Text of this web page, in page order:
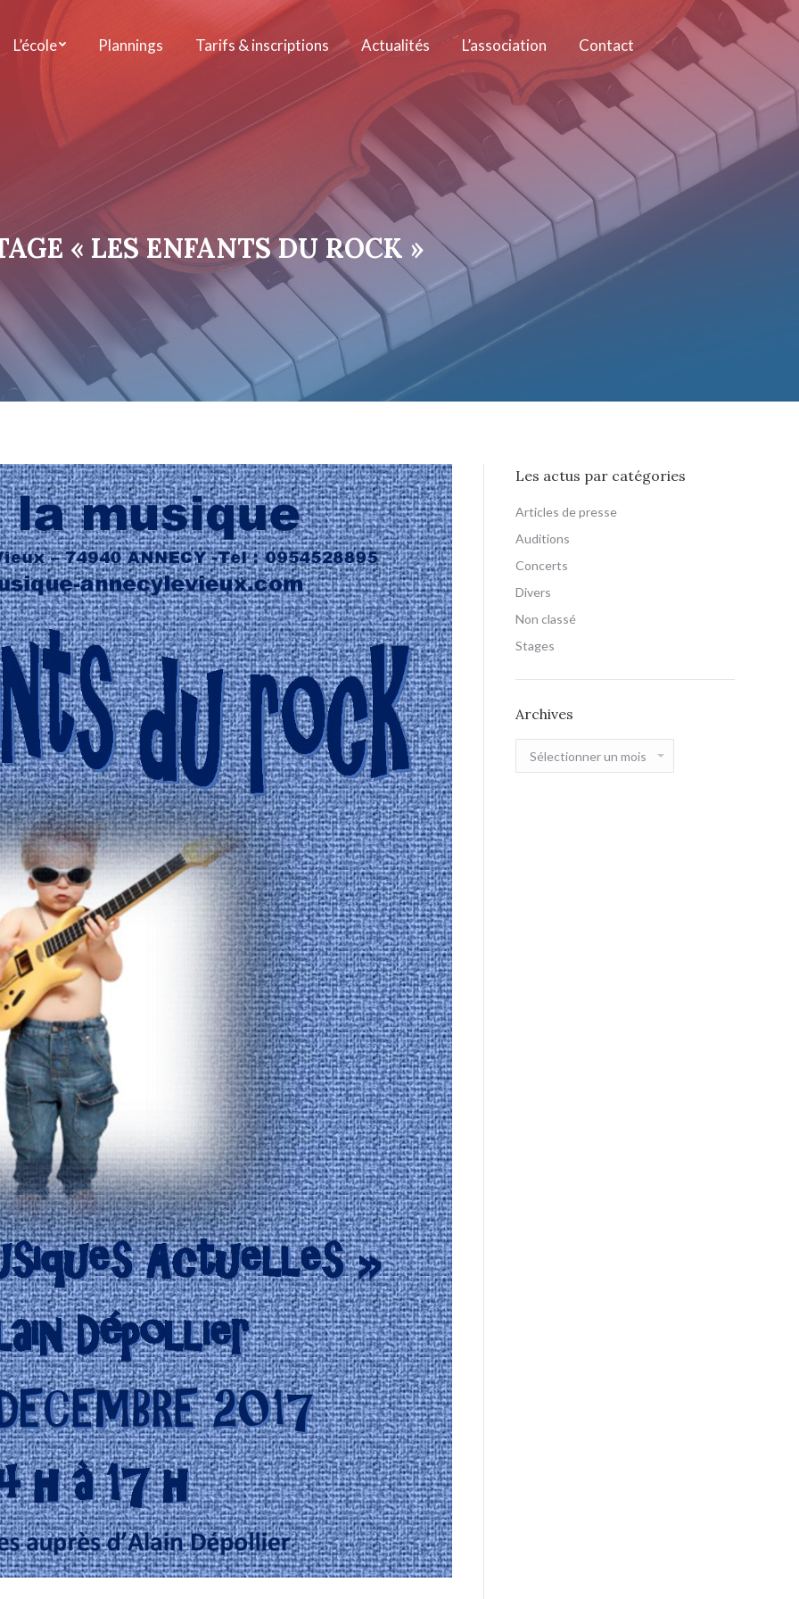
L’école Plannings Tarifs & inscriptions Actualités L’association Contact
« LES ENFANTS DU ROCK »
Les actus par catégories
Articles de presse
Auditions
Concerts
Divers
Non classé
Stages
Archives
Archives